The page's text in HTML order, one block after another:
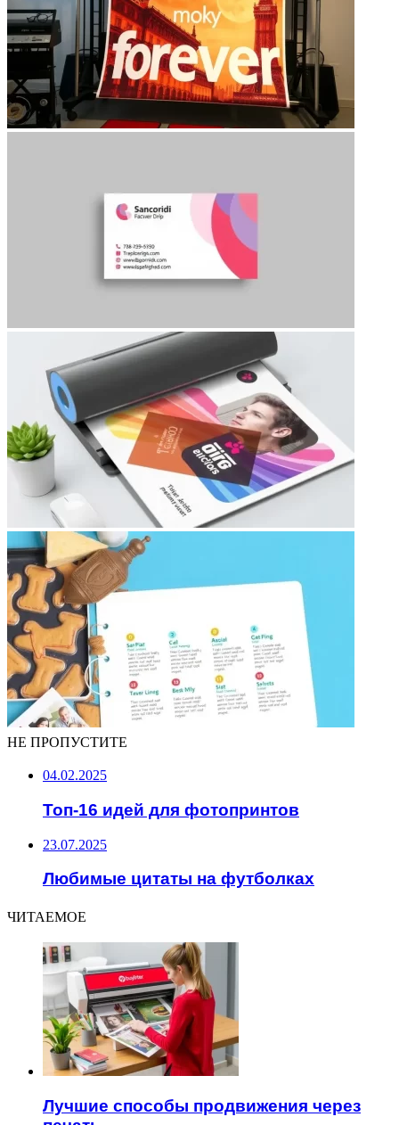
НЕ ПРОПУСТИТЕ
04.02.2025
Топ-16 идей для фотопринтов
23.07.2025
Любимые цитаты на футболках
ЧИТАЕМОЕ
Лучшие способы продвижения через